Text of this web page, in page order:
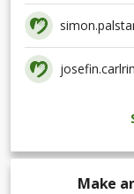
Make